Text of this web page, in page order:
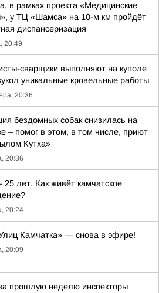
в рамках проекта «Медицинские
у ТЦ «Шамса» на 10-м км пройдёт
диспансеризация
20:49
сварщики выполняют на куполе
уникальные кровельные работы
20:36
бездомных собак снизилась на
– помог в этом, в том числе, приют
Кутха»
20:36
лет. Как живёт камчатское
20:24
Камчатка» — снова в эфире!
20:09
прошлую неделю инспекторы